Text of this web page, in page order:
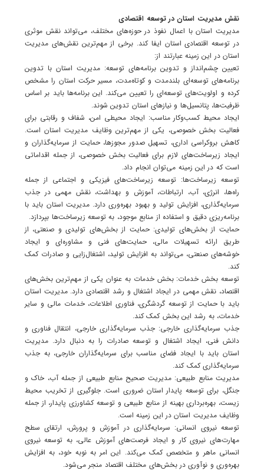
نقش مدیریت استان در توسعه اقتصادی
مدیریت استان با اعمال نفوذ در حوزه‌های مختلف، می‌تواند نقش موثری
در توسعه اقتصادی استان ایفا کند. برخی از مهم‌ترین نقش‌های مدیریت
استان در این زمینه عبارتند از:
تعیین چشم‌انداز و تدوین برنامه‌های توسعه: مدیریت استان با تدوین
برنامه‌های توسعه‌ای بلندمدت و کوتاه‌مدت، مسیر حرکت استان را مشخص
کرده و اولویت‌های توسعه‌ای را تعیین می‌کند. این برنامه‌ها باید بر اساس
ظرفیت‌ها، پتانسیل‌ها و نیازهای استان تدوین شوند.
ایجاد محیط کسب‌وکار مناسب: ایجاد محیطی امن، شفاف و رقابتی برای
فعالیت بخش خصوصی، یکی از مهم‌ترین وظایف مدیریت استان است.
کاهش بروکراسی اداری، تسهیل صدور مجوزها، حمایت از سرمایه‌گذاران و
ایجاد زیرساخت‌های لازم برای فعالیت بخش خصوصی، از جمله اقداماتی
است که در این زمینه می‌توان انجام داد.
توسعه زیرساخت‌ها: توسعه زیرساخت‌های فیزیکی و اجتماعی از جمله
راه‌ها، انرژی، آب، ارتباطات، آموزش و بهداشت، نقش مهمی در جذب
سرمایه‌گذاری، افزایش تولید و بهبود بهره‌وری دارد. مدیریت استان باید با
برنامه‌ریزی دقیق و استفاده از منابع موجود، به توسعه زیرساخت‌ها بپردازد.
حمایت از بخش‌های تولیدی: حمایت از بخش‌های تولیدی و صنعتی، از
طریق ارائه تسهیلات مالی، حمایت‌های فنی و مشاوره‌ای و ایجاد
خوشه‌های صنعتی، می‌تواند به افزایش تولید، اشتغال‌زایی و صادرات کمک
کند.
توسعه بخش خدمات: بخش خدمات به عنوان یکی از مهم‌ترین بخش‌های
اقتصاد، نقش مهمی در ایجاد اشتغال و رشد اقتصادی دارد. مدیریت استان
باید با حمایت از توسعه گردشگری، فناوری اطلاعات، خدمات مالی و سایر
خدمات، به رشد این بخش کمک کند.
جذب سرمایه‌گذاری خارجی: جذب سرمایه‌گذاری خارجی، انتقال فناوری و
دانش فنی، ایجاد اشتغال و توسعه صادرات را به دنبال دارد. مدیریت
استان باید با ایجاد فضای مناسب برای سرمایه‌گذاران خارجی، به جذب
سرمایه‌گذاری کمک کند.
مدیریت منابع طبیعی: مدیریت صحیح منابع طبیعی از جمله آب، خاک و
جنگل، برای توسعه پایدار استان ضروری است. جلوگیری از تخریب محیط
زیست، بهره‌برداری بهینه از منابع طبیعی و توسعه کشاورزی پایدار، از جمله
وظایف مدیریت استان در این زمینه است.
توسعه نیروی انسانی: سرمایه‌گذاری در آموزش و پرورش، ارتقای سطح
مهارت‌های نیروی کار و ایجاد فرصت‌های آموزش عالی، به توسعه نیروی
انسانی ماهر و متخصص کمک می‌کند. این امر به نوبه خود، به افزایش
بهره‌وری و نوآوری در بخش‌های مختلف اقتصاد منجر می‌شود.